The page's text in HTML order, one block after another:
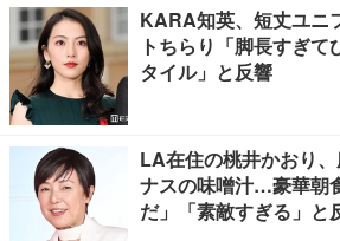
KARA知英、短丈ユニ
トちらり「脚長すぎ
タイル」と反響
LA在住の桃井かおり
ナスの味噌汁…豪華朝
だ」「素敵すぎる」と